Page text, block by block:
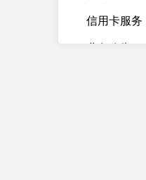
信用卡服务